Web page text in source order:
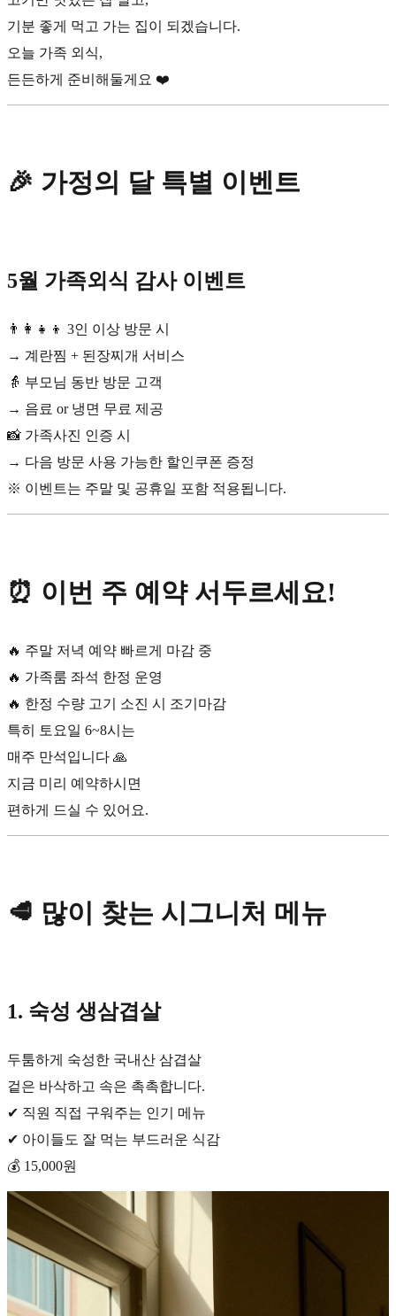
기분 좋게 먹고 가는 집이 되겠습니다.
오늘 가족 외식,
든든하게 준비해둘게요 ❤️
🎉 가정의 달 특별 이벤트
5월 가족외식 감사 이벤트
👨‍👩‍👧‍👦 3인 이상 방문 시
→ 계란찜 + 된장찌개 서비스
👵 부모님 동반 방문 고객
→ 음료 or 냉면 무료 제공
📸 가족사진 인증 시
→ 다음 방문 사용 가능한 할인쿠폰 증정
※ 이벤트는 주말 및 공휴일 포함 적용됩니다.
⏰ 이번 주 예약 서두르세요!
🔥 주말 저녁 예약 빠르게 마감 중
🔥 가족룸 좌석 한정 운영
🔥 한정 수량 고기 소진 시 조기마감
특히 토요일 6~8시는
매주 만석입니다 🙏
지금 미리 예약하시면
편하게 드실 수 있어요.
🥩 많이 찾는 시그니처 메뉴
1. 숙성 생삼겹살
두툼하게 숙성한 국내산 삼겹살
겉은 바삭하고 속은 촉촉합니다.
✔ 직원 직접 구워주는 인기 메뉴
✔ 아이들도 잘 먹는 부드러운 식감
💰 15,000원